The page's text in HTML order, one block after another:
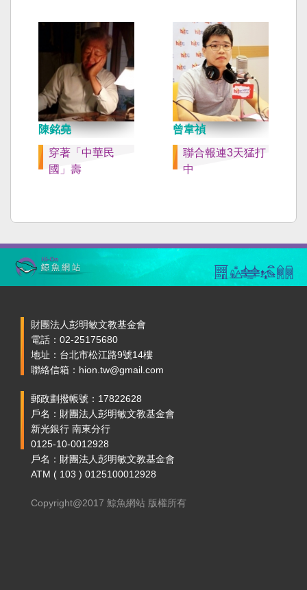
陳銘堯
穿著「中華民
國」壽
曾韋禎
聯合報連3天猛打
中
財團法人彭明敏文教基金會
電話：02-25175680
地址：台北市松江路9號14樓
聯絡信箱：hion.tw@gmail.com
郵政劃撥帳號：17822628
戶名：財團法人彭明敏文教基金會
新光銀行 南東分行
0125-10-0012928
戶名：財團法人彭明敏文教基金會
ATM ( 103 ) 0125100012928
Copyright@2017 鯨魚網站 版權所有